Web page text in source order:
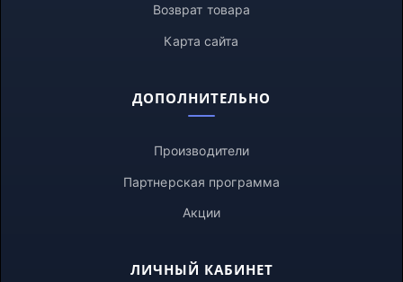
Возврат товара
Карта сайта
ДОПОЛНИТЕЛЬНО
Производители
Партнерская программа
Акции
ЛИЧНЫЙ КАБИНЕТ